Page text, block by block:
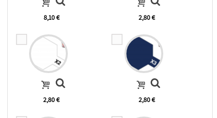
8,10 € 2,80 €
2,80 € 2,80 €